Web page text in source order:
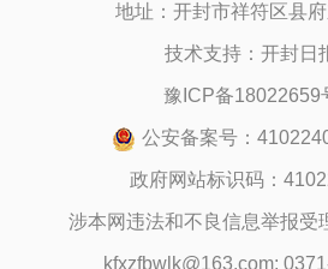
地址：开封市祥符区县
技术支持：开封日
豫ICP备18022659
公安备案号：
政府网站标识码：
涉本网违法和不良信息举报受
kfxzfbwlk@163.com;